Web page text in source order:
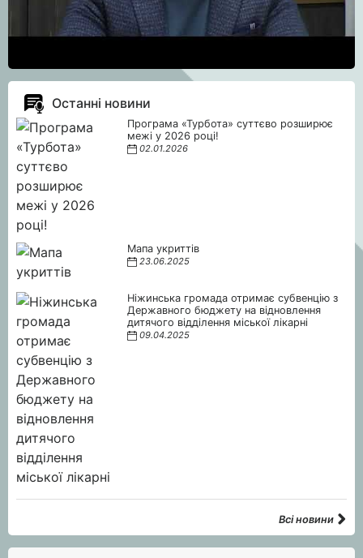
Останні новини
Програма «Турбота» суттєво розширює
межі у 2026 році!
02.01.2026
Мапа укриттів
23.06.2025
Ніжинська громада отримає субвенцію з
Державного бюджету на відновлення
дитячого відділення міської лікарні
09.04.2025
Всі новини